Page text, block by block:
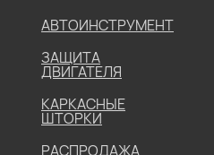
АВТОИНСТРУМЕНТ
ЗАЩИТА
ДВИГАТЕЛЯ
КАРКАСНЫЕ
ШТОРКИ
РАСПРОДАЖА